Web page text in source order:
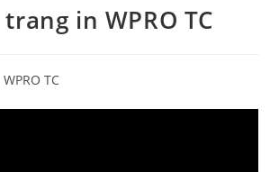
in WPRO TC
TC